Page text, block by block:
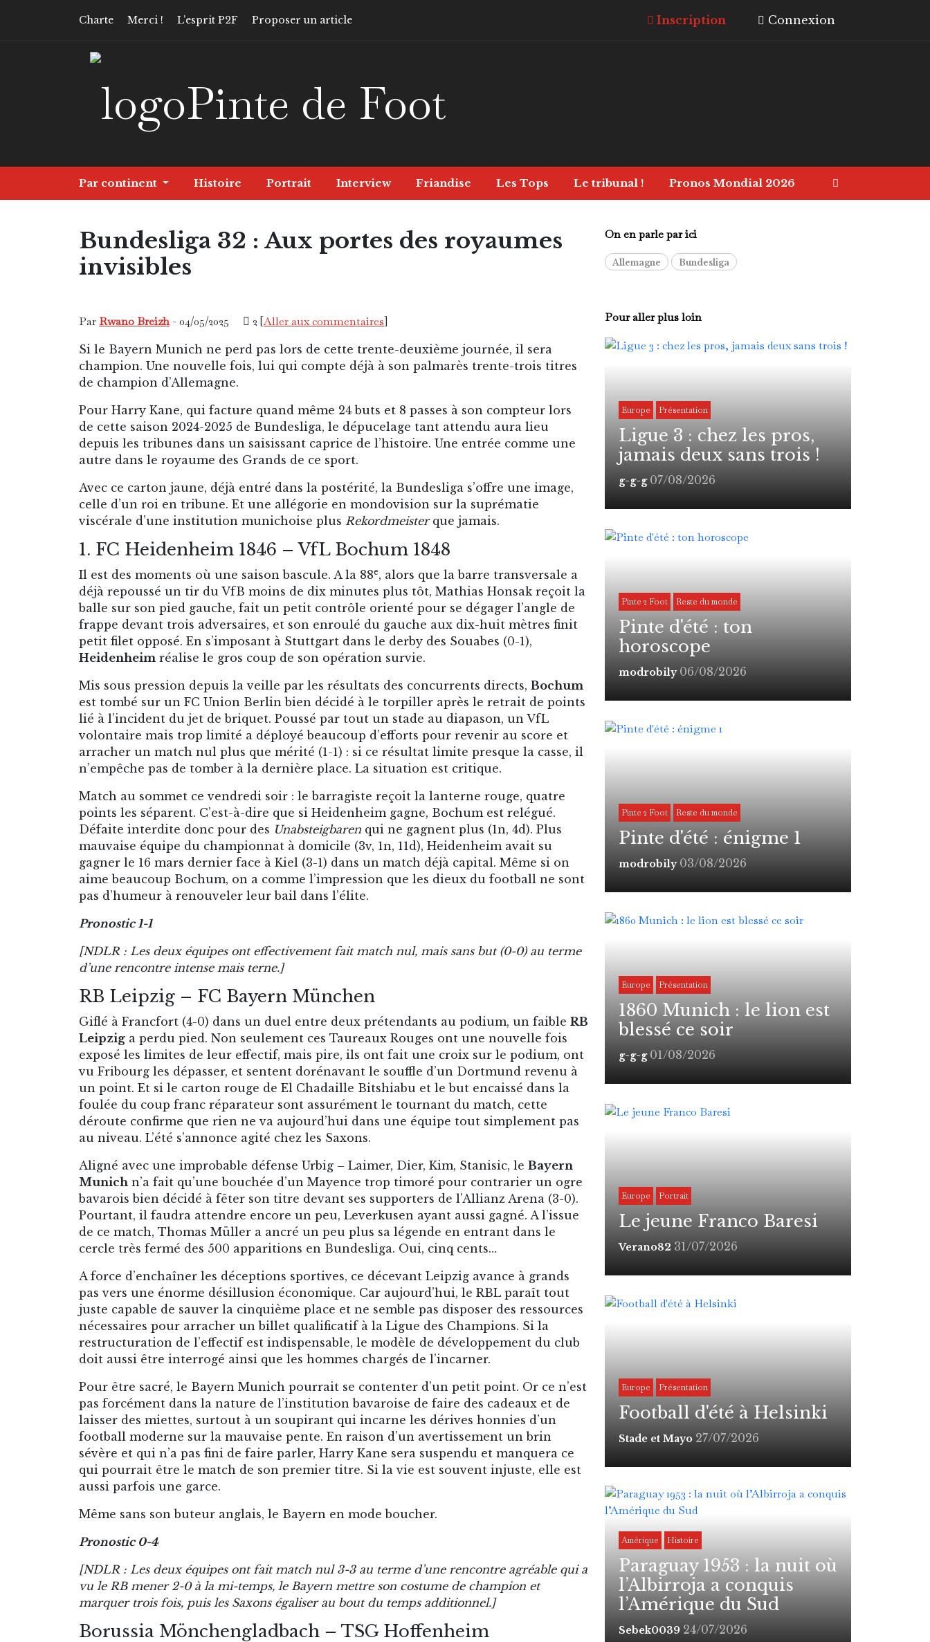
Charte Merci ! L’esprit P2F Proposer un article Inscription Connexion
Pinte de Foot
Par continent Histoire Portrait Interview Friandise Les Tops Le tribunal ! Pronos Mondial 2026
Bundesliga 32 : Aux portes des royaumes
invisibles
Continent Europe
Par Rwano Breizh - 04/05/2025 2 [Aller aux commentaires]
Si le Bayern Munich ne perd pas lors de cette trente-deuxième journée, il sera
champion. Une nouvelle fois, lui qui compte déjà à son palmarès trente-trois titres
de champion d’Allemagne.
Pour Harry Kane, qui facture quand même 24 buts et 8 passes à son compteur lors
de cette saison 2024-2025 de Bundesliga, le dépucelage tant attendu aura lieu
depuis les tribunes dans un saisissant caprice de l’histoire. Une entrée comme une
autre dans le royaume des Grands de ce sport.
Avec ce carton jaune, déjà entré dans la postérité, la Bundesliga s’offre une image,
celle d’un roi en tribune. Et une allégorie en mondovision sur la suprématie
viscérale d’une institution munichoise plus Rekordmeisterque jamais.
1. FC Heidenheim 1846 – VfL Bochum 1848
Il est des moments où une saison bascule. A la 88e, alors que la barre transversale a
déjà repoussé un tir du VfB moins de dix minutes plus tôt, Mathias Honsak reçoit la
balle sur son pied gauche, fait un petit contrôle orienté pour se dégager l’angle de
frappe devant trois adversaires, et son enroulé du gauche aux dix-huit mètres finit
petit filet opposé. En s’imposant à Stuttgart dans le derby des Souabes (0-1),
Heidenheim réalise le gros coup de son opération survie.
Mis sous pression depuis la veille par les résultats des concurrents directs, Bochum
est tombé sur un FC Union Berlin bien décidé à le torpiller après le retrait de points
lié à l’incident du jet de briquet. Poussé par tout un stade au diapason, un VfL
volontaire mais trop limité a déployé beaucoup d’efforts pour revenir au score et
arracher un match nul plus que mérité (1-1) : si ce résultat limite presque la casse, il
n’empêche pas de tomber à la dernière place. La situation est critique.
Match au sommet ce vendredi soir : le barragiste reçoit la lanterne rouge, quatre
points les séparent. C’est-à-dire que si Heidenheim gagne, Bochum est relégué.
Défaite interdite donc pour des Unabsteigbaren qui ne gagnent plus (1n, 4d). Plus
mauvaise équipe du championnat à domicile (3v, 1n, 11d), Heidenheim avait su
gagner le 16 mars dernier face à Kiel (3-1) dans un match déjà capital. Même si on
aime beaucoup Bochum, on a comme l’impression que les dieux du football ne sont
pas d’humeur à renouveler leur bail dans l’élite.
Pronostic 1-1
[NDLR : Les deux équipes ont effectivement fait match nul, mais sans but (0-0) au terme
d’une rencontre intense mais terne.]
RB Leipzig – FC Bayern München
Giflé à Francfort (4-0) dans un duel entre deux prétendants au podium, un faible RB
Leipzig a perdu pied. Non seulement ces Taureaux Rouges ont une nouvelle fois
exposé les limites de leur effectif, mais pire, ils ont fait une croix sur le podium, ont
vu Fribourg les dépasser, et sentent dorénavant le souffle d’un Dortmund revenu à
un point. Et si le carton rouge de El Chadaille Bitshiabu et le but encaissé dans la
foulée du coup franc réparateur sont assurément le tournant du match, cette
déroute confirme que rien ne va aujourd’hui dans une équipe tout simplement pas
au niveau. L’été s’annonce agité chez les Saxons.
Aligné avec une improbable défense Urbig – Laimer, Dier, Kim, Stanisic, le Bayern
Munich n’a fait qu’une bouchée d’un Mayence trop timoré pour contrarier un ogre
bavarois bien décidé à fêter son titre devant ses supporters de l’Allianz Arena (3-0).
Pourtant, il faudra attendre encore un peu, Leverkusen ayant aussi gagné. A l’issue
de ce match, Thomas Müller a ancré un peu plus sa légende en entrant dans le
cercle très fermé des 500 apparitions en Bundesliga. Oui, cinq cents…
A force d’enchaîner les déceptions sportives, ce décevant Leipzig avance à grands
pas vers une énorme désillusion économique. Car aujourd’hui, le RBL paraît tout
juste capable de sauver la cinquième place et ne semble pas disposer des ressources
nécessaires pour arracher un billet qualificatif à la Ligue des Champions. Si la
restructuration de l’effectif est indispensable, le modèle de développement du club
doit aussi être interrogé ainsi que les hommes chargés de l’incarner.
Pour être sacré, le Bayern Munich pourrait se contenter d’un petit point. Or ce n’est
pas forcément dans la nature de l’institution bavaroise de faire des cadeaux et de
laisser des miettes, surtout à un soupirant qui incarne les dérives honnies d’un
football moderne sur la mauvaise pente. En raison d’un avertissement un brin
sévère et qui n’a pas fini de faire parler, Harry Kane sera suspendu et manquera ce
qui pourrait être le match de son premier titre. Si la vie est souvent injuste, elle est
aussi parfois une garce.
Même sans son buteur anglais, le Bayern en mode boucher.
Pronostic 0-4
[NDLR : Les deux équipes ont fait match nul 3-3 au terme d’une rencontre agréable qui a
vu le RB mener 2-0 à la mi-temps, le Bayern mettre son costume de champion et
marquer trois fois, puis les Saxons égaliser au bout du temps additionnel.]
Borussia Mönchengladbach – TSG Hoffenheim
On en parle par ici
Allemagne Bundesliga
Pour aller plus loin
Europe Présentation
Ligue 3 : chez les pros,
jamais deux sans trois !
g-g-g 07/08/2026
Pinte 2 Foot Reste du monde
Pinte d'été : ton
horoscope
modrobily 06/08/2026
Pinte 2 Foot Reste du monde
Pinte d'été : énigme 1
modrobily 03/08/2026
Europe Présentation
1860 Munich : le lion est
blessé ce soir
g-g-g 01/08/2026
Europe Portrait
Le jeune Franco Baresi
Verano82 31/07/2026
Europe Présentation
Football d'été à Helsinki
Stade et Mayo 27/07/2026
Amérique Histoire
Paraguay 1953 : la nuit où
l’Albirroja a conquis
l’Amérique du Sud
Sebek0039 24/07/2026